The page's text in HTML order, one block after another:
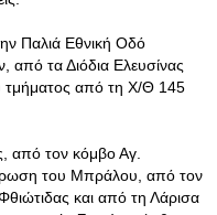
Παλιά Εθνική Οδό
τα Διόδια Ελευσίνας
τμήματος από τη Χ/Θ 145
από τον κόμβο Αγ.
του Μπράλου, από τον
και από τη Λάρισα